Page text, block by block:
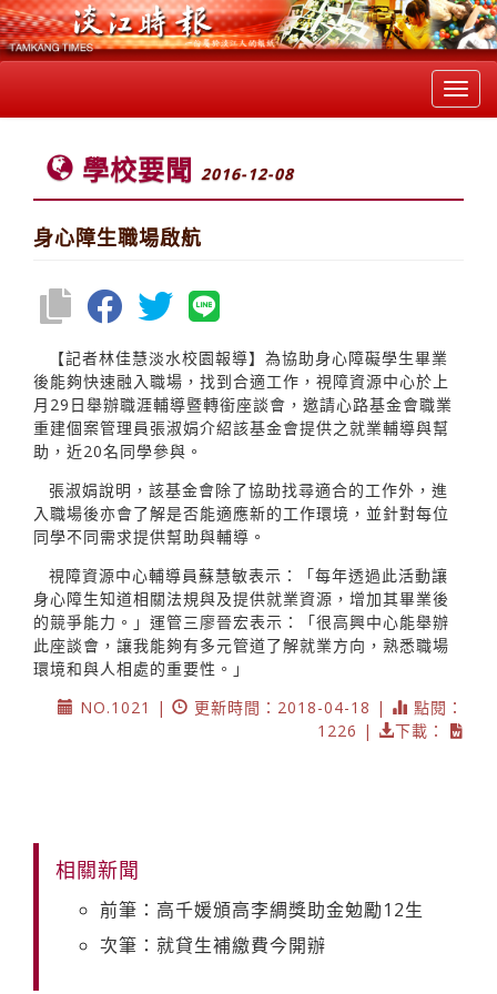
學校要聞 2016-12-08
身心障生職場啟航
【記者林佳慧淡水校園報導】為協助身心障礙學生畢業
後能夠快速融入職場，找到合適工作，視障資源中心於上
月29日舉辦職涯輔導暨轉銜座談會，邀請心路基金會職業
重建個案管理員張淑娟介紹該基金會提供之就業輔導與幫
助，近20名同學參與。
張淑娟說明，該基金會除了協助找尋適合的工作外，進
入職場後亦會了解是否能適應新的工作環境，並針對每位
同學不同需求提供幫助與輔導。
視障資源中心輔導員蘇慧敏表示：「每年透過此活動讓
身心障生知道相關法規與及提供就業資源，增加其畢業後
的競爭能力。」運管三廖晉宏表示：「很高興中心能舉辦
此座談會，讓我能夠有多元管道了解就業方向，熟悉職場
環境和與人相處的重要性。」
NO.1021 |
更新時間：2018-04-18 |
點閱：
1226 |
下載：
相關新聞
前筆：高千媛頒高李綢獎助金勉勵12生
次筆：就貸生補繳費今開辦